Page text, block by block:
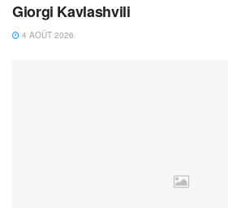
Giorgi Kavlashvili
4 AOÛT 2026